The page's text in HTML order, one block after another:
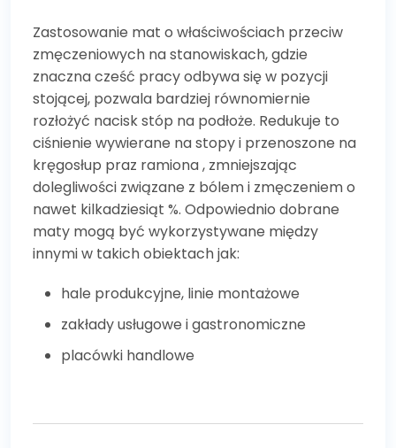
Zastosowanie mat o właściwościach przeciw
zmęczeniowych na stanowiskach, gdzie
znaczna cześć pracy odbywa się w pozycji
stojącej, pozwala bardziej równomiernie
rozłożyć nacisk stóp na podłoże. Redukuje to
ciśnienie wywierane na stopy i przenoszone na
kręgosłup praz ramiona , zmniejszając
dolegliwości związane z bólem i zmęczeniem o
nawet kilkadziesiąt %. Odpowiednio dobrane
maty mogą być wykorzystywane między
innymi w takich obiektach jak:
hale produkcyjne, linie montażowe
zakłady usługowe i gastronomiczne
placówki handlowe